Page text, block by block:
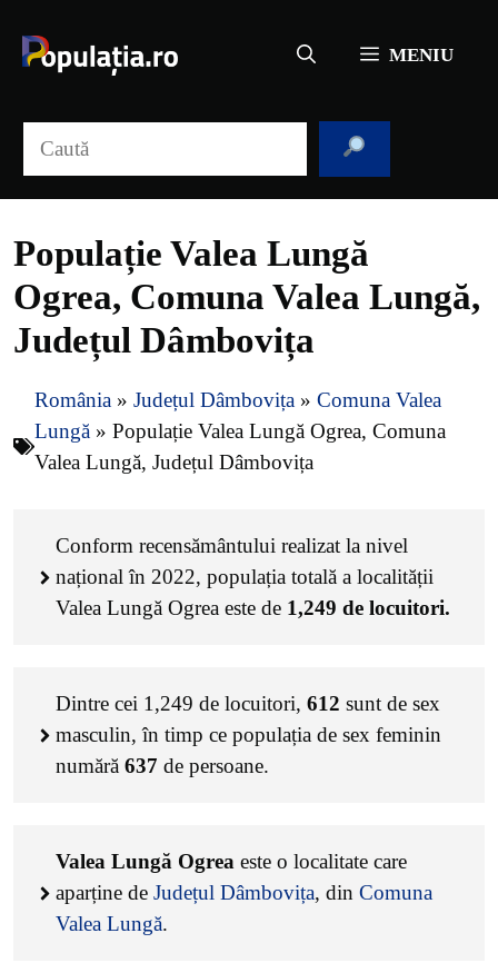
conținut
MENIU
Populație Valea Lungă
Ogrea, Comuna Valea Lungă,
Județul Dâmbovița
România » Județul Dâmbovița » Comuna Valea
Lungă » Populație Valea Lungă Ogrea, Comuna
Valea Lungă, Județul Dâmbovița
Conform recensământului realizat la nivel
național în 2022, populația totală a localității
Valea Lungă Ogrea este de 1,249 de locuitori.
Dintre cei 1,249 de locuitori, 612 sunt de sex
masculin, în timp ce populația de sex feminin
numără 637 de persoane.
Valea Lungă Ogrea este o localitate care
aparține de Județul Dâmbovița, din Comuna
Valea Lungă.